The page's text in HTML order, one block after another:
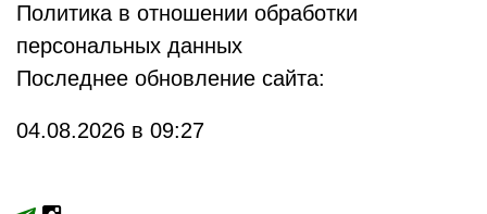
Политика в отношении обработки
персональных данных
Последнее обновление сайта:
04.08.2026 в 09:27